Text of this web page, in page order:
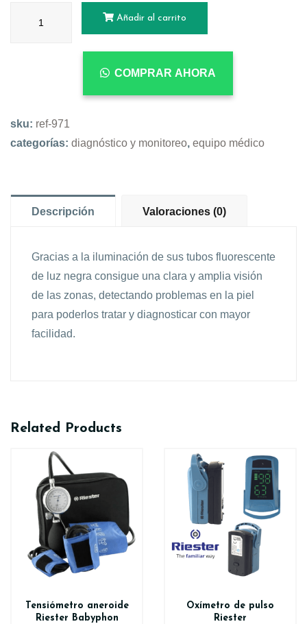
Añadir al carrito
COMPRAR AHORA
sku: ref-971
categorías: diagnóstico y monitoreo, equipo médico
Descripción Valoraciones (0)
Gracias a la iluminación de sus tubos fluorescente
de luz negra consigue una clara y amplia visión
de las zonas, detectando problemas en la piel
para poderlos tratar y diagnosticar con mayor
facilidad.
Related Products
Tensiómetro aneroide
Riester Babyphon
Oxímetro de pulso
Riester